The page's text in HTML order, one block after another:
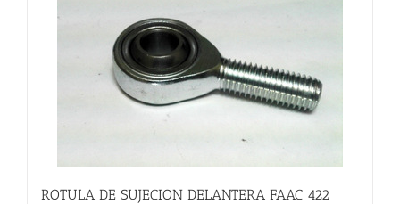
Las
opciones
se
pueden
elegir
página
ROTULA DE SUJECION DELANTERA FAAC 422